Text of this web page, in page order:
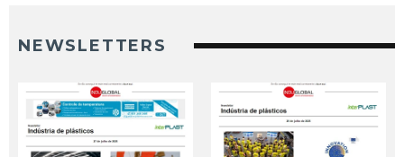
NEWSLETTERS